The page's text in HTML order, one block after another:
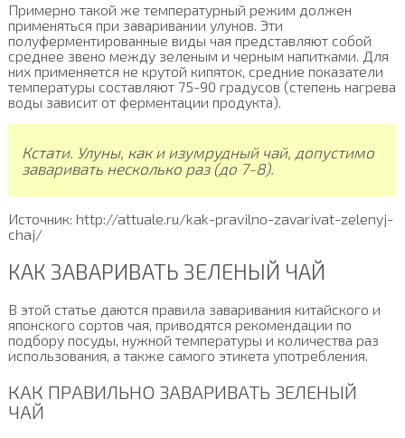
Примерно такой же температурный режим должен
применяться при заваривании улунов. Эти
полуферментированные виды чая представляют собой
среднее звено между зеленым и черным напитками. Для
них применяется не крутой кипяток, средние показатели
температуры составляют 75-90 градусов (степень нагрева
воды зависит от ферментации продукта).
Кстати. Улуны, как и изумрудный чай, допустимо
заваривать несколько раз (до 7-8).
Источник: http://attuale.ru/kak-pravilno-zavarivat-zelenyj-
chaj/
КАК ЗАВАРИВАТЬ ЗЕЛЕНЫЙ ЧАЙ
В этой статье даются правила заваривания китайского и
японского сортов чая, приводятся рекомендации по
подбору посуды, нужной температуры и количества раз
использования, а также самого этикета употребления.
КАК ПРАВИЛЬНО ЗАВАРИВАТЬ ЗЕЛЕНЫЙ
ЧАЙ